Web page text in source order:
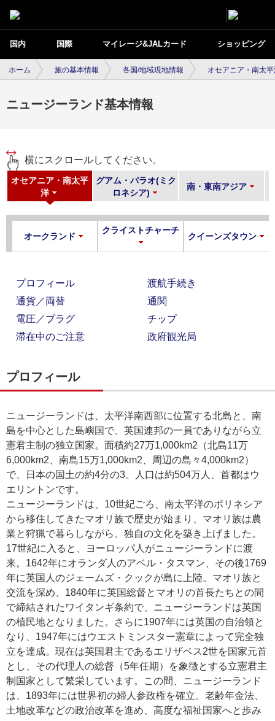
国内 国際 マイレージ&JALカード ショッピング
ホーム 旅の基本情報 各国/地域現地情報 オセアニア・南太
ニュージーランド基本情報
横にスクロールしてください。
オセアニア・南太平
洋
グアム・パラオ(ミク
ロネシア)
南・東南アジア
オークランド
クライストチャーチ
クイーンズタウン
プロフィール
渡航手続き
通貨／両替
通関
電圧／プラグ
チップ
滞在中のご注意
政府観光局
プロフィール
ニュージーランドは、太平洋南西部に位置する北島と、南
島を中心とした島嶼国で、英国連邦の一員でありながら立
憲君主制の独立国家。面積約27万1,000km2（北島11万
6,000km2、南島15万1,000km2、周辺の島々4,000km2）
で、日本の国土の約4分の3。人口は約504万人、首都はウ
エリントンです。
ニュージーランドは、10世紀ごろ、南太平洋のポリネシア
から移住してきたマオリ族で歴史が始まり、マオリ族は農
業と狩猟で暮らしながら、独自の文化を築き上げました。
17世紀に入ると、ヨーロッパ人がニュージーランドに渡
来。1642年にオランダ人のアベル・タスマン、その後1769
年に英国人のジェームズ・クックが島に上陸。マオリ族と
交流を深め、1840年に英国総督とマオリの首長たちとの間
で締結されたワイタンギ条約で、ニュージーランドは英国
の植民地となりました。さらに1907年には英国の自治領と
なり、1947年にはウエストミンスター憲章によって完全独
立を達成。現在は英国君主であるエリザベス2世を国家元首
とし、その代理人の総督（5年任期）を象徴とする立憲君主
制国家として繁栄しています。この間、ニュージーランド
は、1893年には世界初の婦人参政権を確立。老齢年金法、
土地改革などの政治改革を進め、高度な福祉国家へと歩み